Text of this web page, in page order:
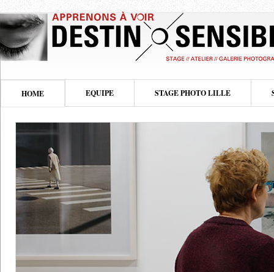
HOME EQUIPE STAGE PHOTO LILLE